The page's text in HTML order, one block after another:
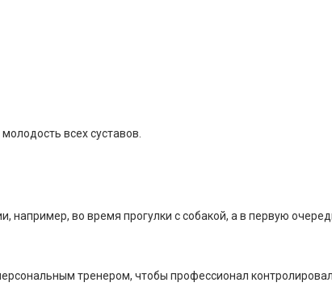
всех суставов.
например, во время прогулки с собакой, а в первую
тренером, чтобы профессионал